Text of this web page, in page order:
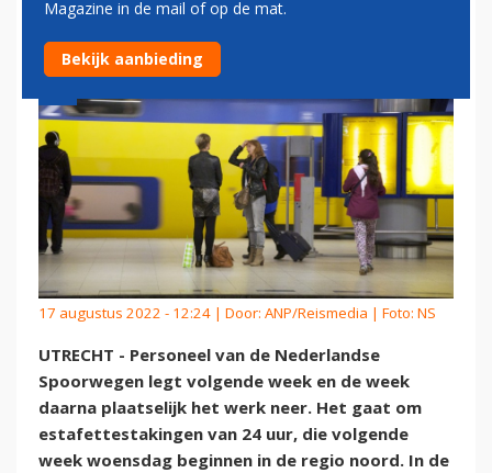
VOLGENDE WEEK STAKEN
17 augustus 2022 - 12:24 | Door: ANP/Reismedia | Foto: NS
UTRECHT - Personeel van de Nederlandse
Spoorwegen legt volgende week en de week
daarna plaatselijk het werk neer. Het gaat om
estafettestakingen van 24 uur, die volgende
week woensdag beginnen in de regio noord. In de
Magazine in de mail of op de mat.
Bekijk aanbieding